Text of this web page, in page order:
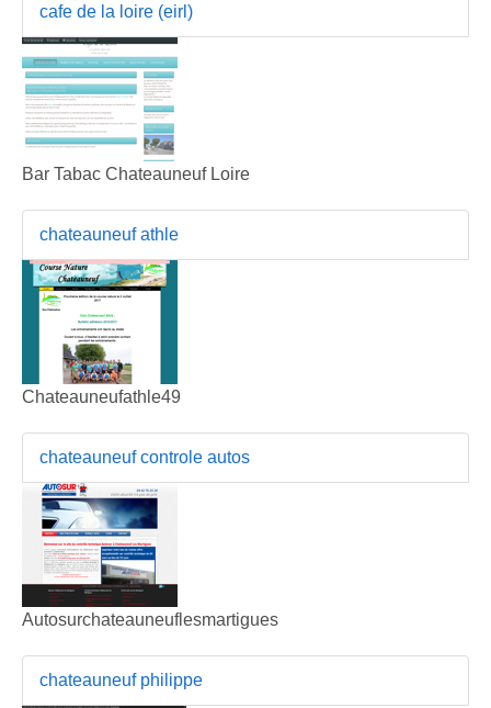
cafe de la loire (eirl)
Bar Tabac Chateauneuf Loire
chateauneuf athle
Chateauneufathle49
chateauneuf controle autos
Autosurchateauneuflesmartigues
chateauneuf philippe